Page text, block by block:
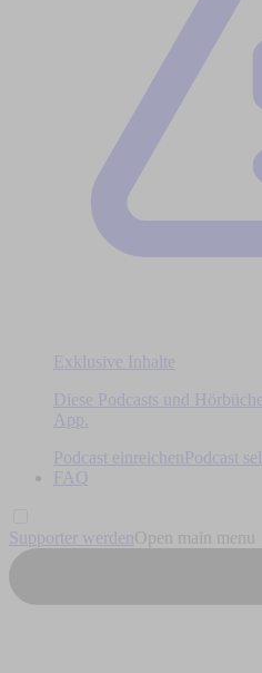
Exklusive Inhalte
Diese Podcasts und
App.
Podcast einreichen
Podcast
FAQ
Supporter werden Open main menu